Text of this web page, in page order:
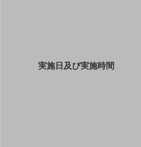
実施日及び実施時間